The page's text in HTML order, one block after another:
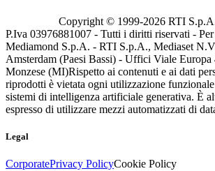
Copyright © 1999-2026 RTI
P.Iva 03976881007 - Tutti i diritti riservati -
Mediamond S.p.A. - RTI S.p.A., Mediaset
Amsterdam (Paesi Bassi) - Uffici Viale
Monzese (MI)Rispetto ai contenuti e ai dati
riprodotti è vietata ogni utilizzazione funzionale
sistemi di intelligenza artificiale generativa. È
espresso di utilizzare mezzi automatizzati di
Legal
CorporatePrivacy PolicyCookie Policy